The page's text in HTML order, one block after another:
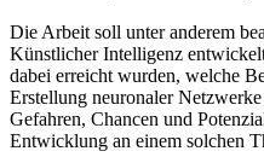
Die Arbeit soll unter anderem
Künstlicher Intelligenz
dabei erreicht wurden, welche
Erstellung neuronaler
Gefahren, Chancen und
Entwicklung an einem solchen